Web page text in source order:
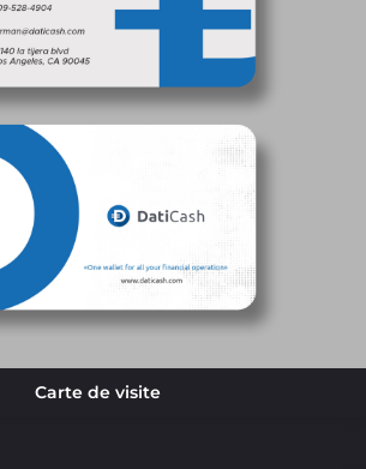
Carte de visite